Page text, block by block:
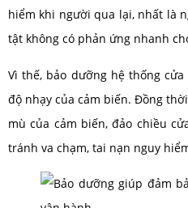
hiểm khi người qua lại, nhất là
tật không có phản ứng nhanh
Vì thế, bảo dưỡng hệ thống
độ nhạy của cảm biến. Đồng
mù của cảm biến, đảo chiều
tránh va chạm, tai nạn nguy